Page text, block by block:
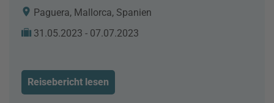
Paguera, Mallorca, Spanien
31.05.2023 - 07.07.2023
Reisebericht lesen